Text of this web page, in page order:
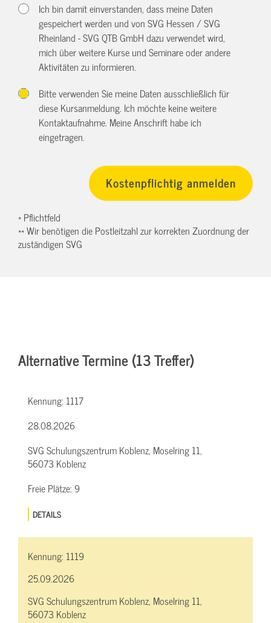
Ich bin damit einverstanden, dass meine Daten
gespeichert werden und von SVG Hessen / SVG
Rheinland - SVG QTB GmbH dazu verwendet wird,
mich über weitere Kurse und Seminare oder andere
Aktivitäten zu informieren.
Bitte verwenden Sie meine Daten ausschließlich für
diese Kursanmeldung. Ich möchte keine weitere
Kontaktaufnahme. Meine Anschrift habe ich
eingetragen.
* Pflichtfeld
** Wir benötigen die Postleitzahl zur korrekten Zuordnung der
zuständigen SVG
Alternative Termine (13 Treffer)
Kennung: 1117
28.08.2026
SVG Schulungszentrum Koblenz, Moselring 11,
56073 Koblenz
Freie Plätze: 9
DETAILS
Kennung: 1119
25.09.2026
SVG Schulungszentrum Koblenz, Moselring 11,
56073 Koblenz